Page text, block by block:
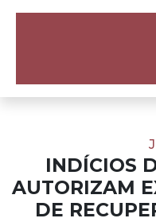
INDÍCIOS
AUTORIZAM
DE